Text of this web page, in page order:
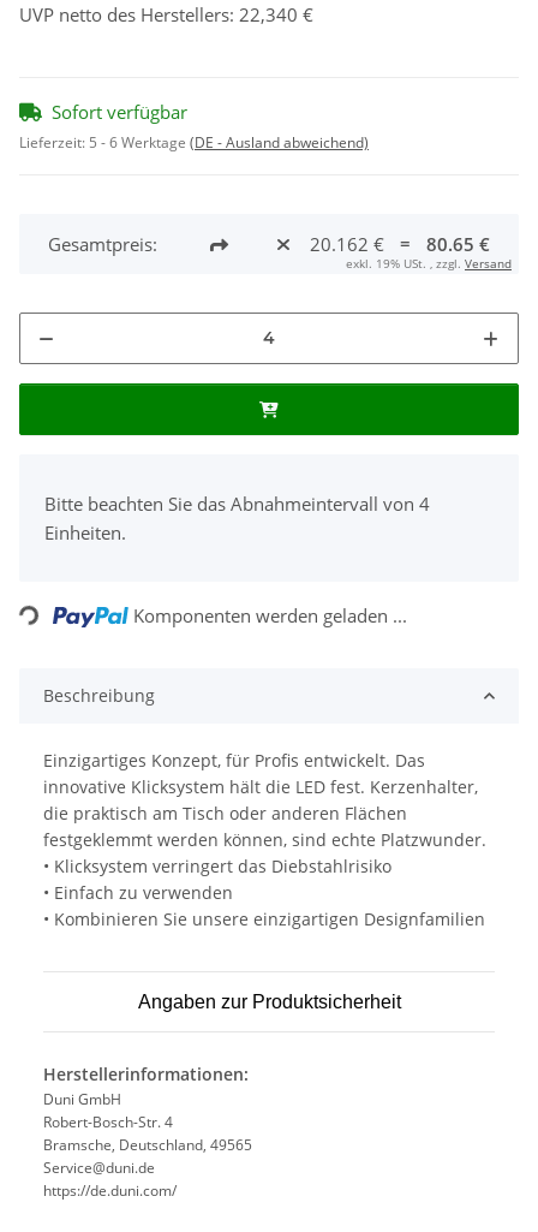
UVP netto des Herstellers: 22,340 €
Sofort verfügbar
Lieferzeit: 5 - 6 Werktage (DE - Ausland abweichend)
Gesamtpreis: 20.162 € = 80.65 €
exkl. 19% USt. , zzgl. Versand
Bitte beachten Sie das Abnahmeintervall von 4
Einheiten.
Loading... Komponenten werden geladen ...
Beschreibung
Einzigartiges Konzept, für Profis entwickelt. Das
innovative Klicksystem hält die LED fest. Kerzenhalter,
die praktisch am Tisch oder anderen Flächen
festgeklemmt werden können, sind echte Platzwunder.
• Klicksystem verringert das Diebstahlrisiko
• Einfach zu verwenden
• Kombinieren Sie unsere einzigartigen Designfamilien
Angaben zur Produktsicherheit
Herstellerinformationen:
Duni GmbH
Robert-Bosch-Str. 4
Bramsche, Deutschland, 49565
Service@duni.de
https://de.duni.com/